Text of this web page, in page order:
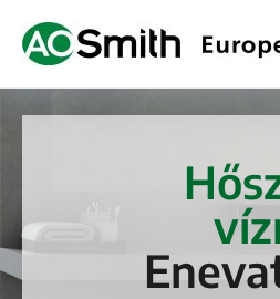
content